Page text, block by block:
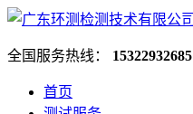
全国服务热线： 15322932685
首页